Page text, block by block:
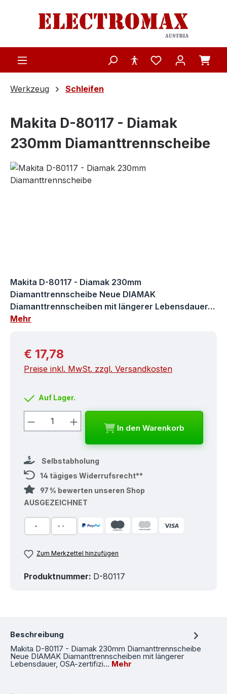
Zum Hauptinhalt springen
Werkzeug Schleifen
Makita D-80117 - Diamak
230mm Diamanttrennscheibe
Bildergalerie überspringen
Makita D-80117 - Diamak 230mm
Diamanttrennscheibe Neue DIAMAK
Diamanttrennscheiben mit längerer Lebensdauer…
Mehr
Regulärer Preis:
€ 17,78
Preise inkl. MwSt. zzgl. Versandkosten
Auf Lager.
Produkt Anzahl: Gib den
In den Warenkorb
Selbstabholung
14 tägiges Widerrufsrecht**
97 % bewerten unseren Shop
AUSGEZEICHNET
Zum Merkzettel hinzufügen
Produktnummer: D-80117
Beschreibung
Makita D-80117 - Diamak 230mm Diamanttrennscheibe
Neue DIAMAK Diamanttrennscheiben mit längerer
Lebensdauer, OSA-zertifizi… Mehr